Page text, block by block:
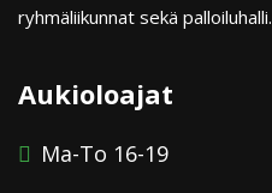
ryhmäliikunnat sekä palloiluhalli.
Aukioloajat
Ma-To 16-19